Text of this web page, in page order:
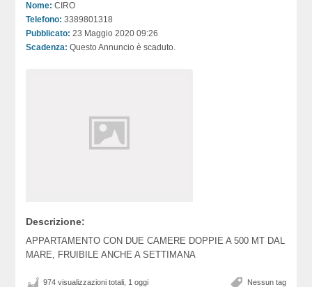
Nome: CIRO
Telefono: 3389801318
Pubblicato: 23 Maggio 2020 09:26
Scadenza: Questo Annuncio è scaduto.
Descrizione:
APPARTAMENTO CON DUE CAMERE DOPPIE A 500 MT DAL
MARE, FRUIBILE ANCHE A SETTIMANA
Nessun tag
974 visualizzazioni totali, 1 oggi